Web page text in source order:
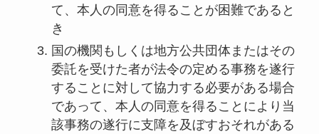
て、本人の同意を得ることが困難であると
き
国の機関もしくは地方公共団体またはその
委託を受けた者が法令の定める事務を遂行
することに対して協力する必要がある場合
であって、本人の同意を得ることにより当
該事務の遂行に支障を及ぼすおそれがある